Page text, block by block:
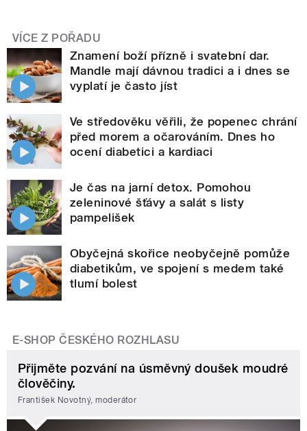
VÍCE Z POŘADU
Znamení boží přízně i svatební dar.
Mandle mají dávnou tradici a i dnes se
vyplatí je často jíst
Ve středověku věřili, že popenec chrání
před morem a očarováním. Dnes ho
ocení diabetici a kardiaci
Je čas na jarní detox. Pomohou
zeleninové šťávy a salát s listy
pampelišek
Obyčejná skořice neobyčejně pomůže
diabetikům, ve spojení s medem také
tlumí bolest
E-SHOP ČESKÉHO ROZHLASU
Přijměte pozvání na úsměvný doušek moudré
člověčiny.
František Novotný, moderátor